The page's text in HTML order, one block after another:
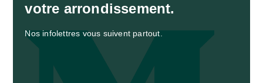
votre arrondissement.
Nos infolettres vous suivent partout.